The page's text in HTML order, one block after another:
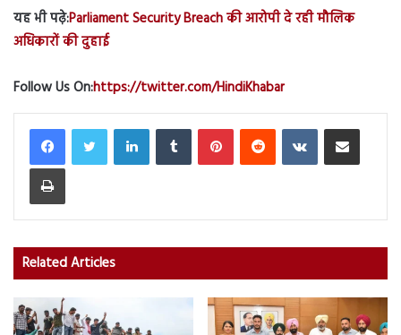
यह भी पढ़े:Parliament Security Breach की आरोपी दे रही मौलिक
अधिकारों की दुहाई
Follow Us On:https://twitter.com/HindiKhabar
LinkedInTumblr PinterestReddit VKontakteShare via Email
Print
Related Articles